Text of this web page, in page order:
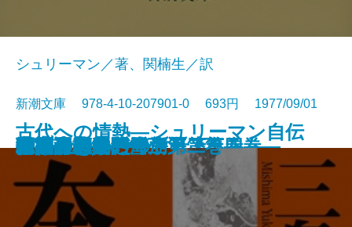
喪失の儀礼
パルタイ
夢魔の標的
天人五衰―豊饒の海・第四巻―
海流のなかの島々〔上〕
海流のなかの島々〔下〕
暁の寺―豊饒の海・第三巻―
果心居士の幻術
百万ドルをとり返せ！
古代への情熱―シュリーマン自伝
―
シュリーマン／著、関楠生／訳
新潮文庫 978-4-10-207901-0 693円 1977/09/01
奔馬―豊饒の海・第二巻―
白い服の男
先導者・赤い雪崩
午後の恐竜
彼の生きかた
巨人の磯
宇宙のあいさつ
精神分析入門〔上〕
精神分析入門〔下〕
幸福論